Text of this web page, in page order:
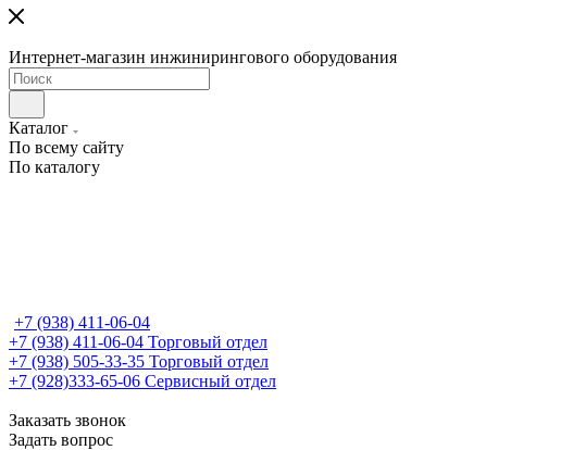
Интернет-магазин инжинирингового оборудования
Каталог
По всему сайту
По каталогу
+7 (938) 411-06-04
+7 (938) 411-06-04 Торговый отдел
+7 (938) 505-33-35 Торговый отдел
+7 (928)333-65-06 Сервисный отдел
Заказать звонок
Задать вопрос